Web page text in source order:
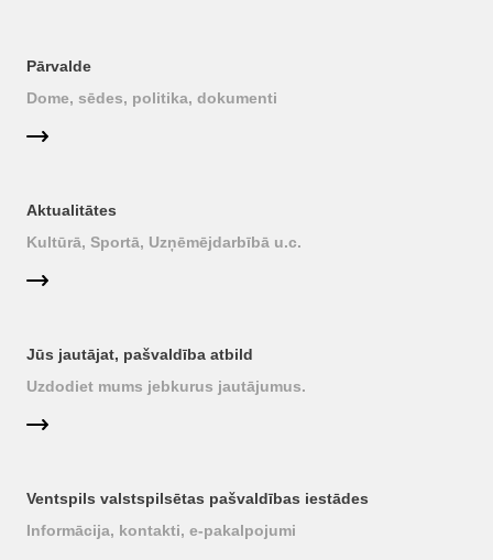
Pārvalde
Dome, sēdes, politika, dokumenti
Aktualitātes
Kultūrā, Sportā, Uzņēmējdarbībā u.c.
Jūs jautājat, pašvaldība atbild
Uzdodiet mums jebkurus jautājumus.
Ventspils valstspilsētas pašvaldības iestādes
Informācija, kontakti, e-pakalpojumi